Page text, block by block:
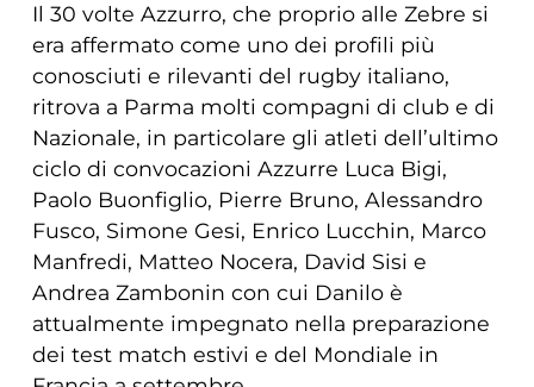
Il 30 volte Azzurro, che proprio alle Zebre si
era affermato come uno dei profili più
conosciuti e rilevanti del rugby italiano,
ritrova a Parma molti compagni di club e di
Nazionale, in particolare gli atleti dell’ultimo
ciclo di convocazioni Azzurre Luca Bigi,
Paolo Buonfiglio, Pierre Bruno, Alessandro
Fusco, Simone Gesi, Enrico Lucchin, Marco
Manfredi, Matteo Nocera, David Sisi e
Andrea Zambonin con cui Danilo è
attualmente impegnato nella preparazione
dei test match estivi e del Mondiale in